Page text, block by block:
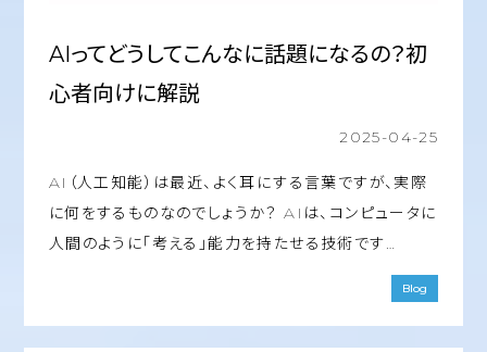
AIってどうしてこんなに話題になるの？初
心者向けに解説
2025-04-25
AI（人工知能）は最近、よく耳にする言葉ですが、実際
に何をするものなのでしょうか？ AIは、コンピュータに
人間のように「考える」能力を持たせる技術です…
Blog